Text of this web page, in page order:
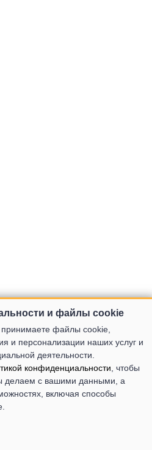
и файлы cookie
принимаете файлы cookie,
и персонализации наших услуг и
деятельности.
конфиденциальности , чтобы
делаем с вашими данными, а
включая способы